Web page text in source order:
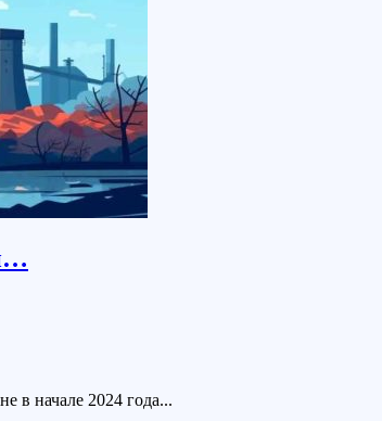
в начале 2024 года...